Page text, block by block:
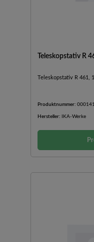
Teleskopstativ R
Teleskopstativ R 461,
Produktnummer:
Hersteller: IKA-Werke